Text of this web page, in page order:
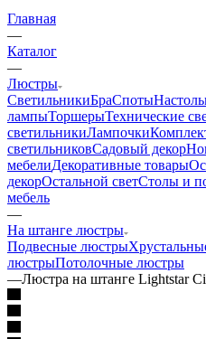
Главная
—
Каталог
—
Люстры
СветильникиБраСпоты
лампыТоршерыТехнические
светильникиЛампочки
светильниковСадовый декор
мебелиДекоративные товары
декорОстальной светСтолы и
мебель
—
На штанге люстры
Подвесные люстры
люстрыПотолочные люстры
—Люстра на штанге Lightstar